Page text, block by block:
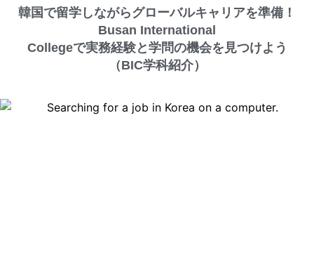
韓国で留学しながらグローバルキャリアを準備！
Busan International
Collegeで実務経験と学問の機会を見つけよう
（BIC学科紹介）